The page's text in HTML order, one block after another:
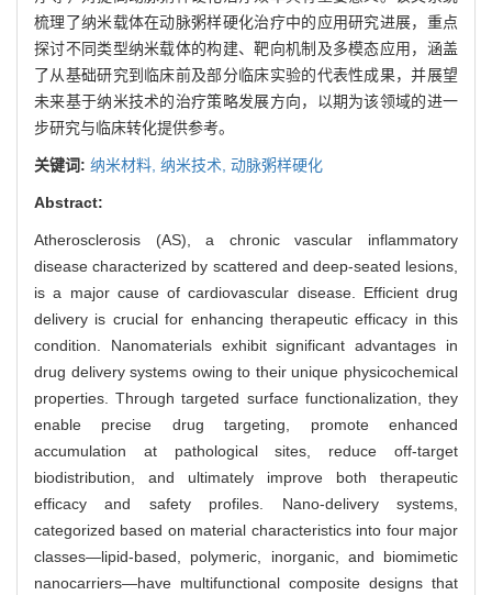
梳理了纳米载体在动脉粥样硬化治疗中的应用研究进展，重点
探讨不同类型纳米载体的构建、靶向机制及多模态应用，涵盖
了从基础研究到临床前及部分临床实验的代表性成果，并展望
未来基于纳米技术的治疗策略发展方向，以期为该领域的进一
步研究与临床转化提供参考。
关键词: 纳米材料, 纳米技术, 动脉粥样硬化
Abstract:
Atherosclerosis (AS), a chronic vascular inflammatory
disease characterized by scattered and deep-seated lesions,
is a major cause of cardiovascular disease. Efficient drug
delivery is crucial for enhancing therapeutic efficacy in this
condition. Nanomaterials exhibit significant advantages in
drug delivery systems owing to their unique physicochemical
properties. Through targeted surface functionalization, they
enable precise drug targeting, promote enhanced
accumulation at pathological sites, reduce off-target
biodistribution, and ultimately improve both therapeutic
efficacy and safety profiles. Nano-delivery systems,
categorized based on material characteristics into four major
classes—lipid-based, polymeric, inorganic, and biomimetic
nanocarriers—have multifunctional composite designs that